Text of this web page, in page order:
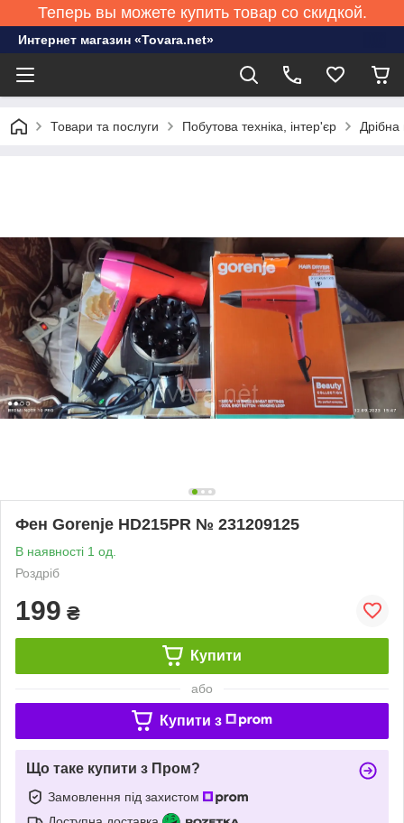
Теперь вы можете купить товар со скидкой.
Интернет магазин «Tovara.net»
Товари та послуги Побутова техніка, інтер'єр Дрібна
Фен Gorenje HD215PR № 231209125
В наявності 1 од.
Роздріб
199 ₴
Купити
або
Купити з
Що таке купити з Пром?
Замовлення під захистом